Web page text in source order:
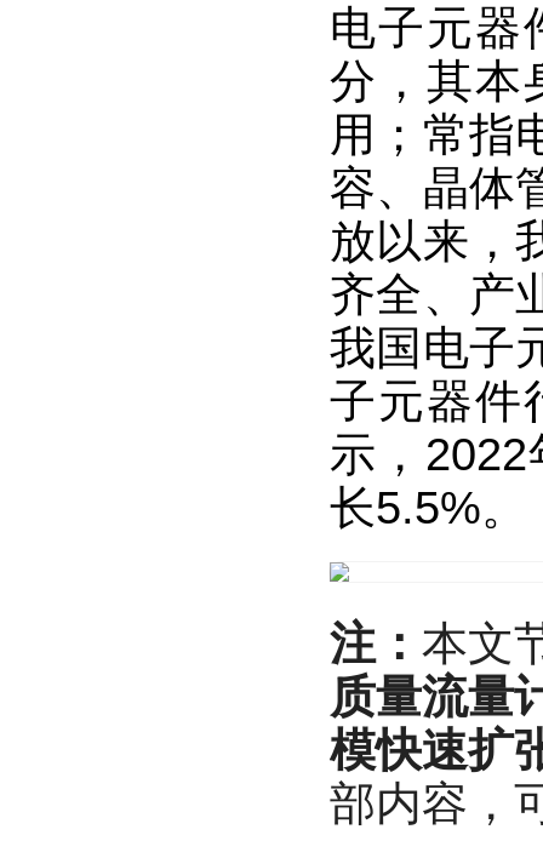
电子元器
分，其本
用；常指
容、晶体
放以来，
齐全、产
我国电子
子元器件
示，
长5.5%。
注： 本文
质量流量
模快速扩
部内容，